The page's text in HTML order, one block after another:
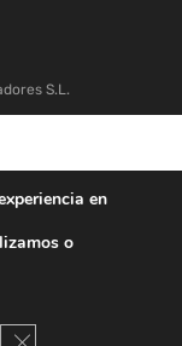
S.L.
en
o
Cerrar el banner de